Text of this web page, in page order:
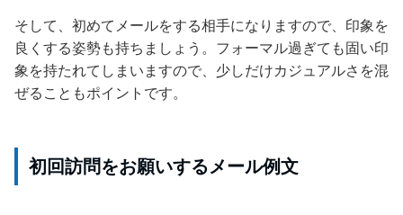
そして、初めてメールをする相手になりますので、印象を
良くする姿勢も持ちましょう。フォーマル過ぎても固い印
象を持たれてしまいますので、少しだけカジュアルさを混
ぜることもポイントです。
初回訪問をお願いするメール例文